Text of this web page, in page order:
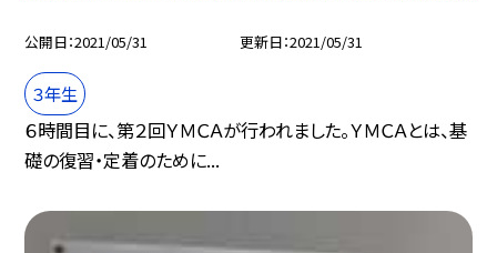
公開日 2021/05/31 更新日 2021/05/31
３年生
６時間目に、第２回ＹＭＣＡが行われました。ＹＭＣＡとは、基
礎の復習・定着のために...